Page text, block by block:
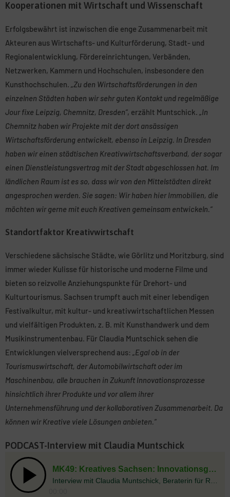
Kooperationen mit Wirtschaft und Wissenschaft
Erfolgsbewährt ist inzwischen die enge Zusammenarbeit mit
Akteuren aus Wirtschafts- und Kulturförderung, Stadt- und
Regionalentwicklung, Fördereinrichtungen, Verbänden,
Netzwerken, Kammern und Hochschulen, insbesondere den
Kunsthochschulen. „Zu den Wirtschaftsförderungen in den
einzelnen Städten haben wir sehr guten Kontakt und regelmäßige
Jour fixe Leipzig, Chemnitz, Dresden“, erzählt Muntschick. „In
Chemnitz haben wir Projekte mit der dort ansässigen
Wirtschaftsförderung entwickelt, ebenso in Leipzig. In Dresden
haben wir einen städtischen Kreativwirtschaftsverband, der sogar
einen Dienstleistungsvertrag mit der Stadt abgeschlossen hat. Im
ländlichen Raum ist es so, dass wir von den Mittelstädten direkt
angesprochen werden. Sie sagen: Wir haben hier Immobilien, die
möchten wir gerne mit euch Kreativen gemeinsam entwickeln.“
Standortfaktor Kreativwirtschaft
Verschiedene sächsische Städte, wie Görlitz und Moritzburg, sind
immer wieder Kulisse für historische und moderne Filme und
bieten so reizvolle Anziehungspunkte für Drehort- und
Kulturtourismus. Sachsen trumpft auch mit einer lebendigen
Festivalkultur, mit kultur- und kreativwirtschaftlichen Messen
und vielfältigen Produkten, z. B. mit Kunsthandwerk und dem
Musikinstrumentenbau. Für Claudia Muntschick sehen die
Entwicklungen vielversprechend aus: „Egal ob in der
Tourismuswirtschaft, der Automobilwirtschaft oder im
Maschinenbau, alle brauchen in Zukunft Innovationsprozesse
hinsichtlich ihrer Produkte und vor allem ihrer
Unternehmensführung und der kollaborativen Zusammenarbeit. Da
können wir Kreative viele Lösungen anbieten.“
PODCAST-Interview mit Claudia Muntschick